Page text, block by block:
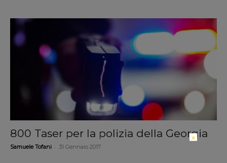
800 Taser per la polizia della Georgia
Samuele Tofani 31 Gennaio 2017
×